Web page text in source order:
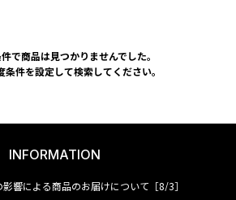
で商品は見つかりませんでした。
条件を設定して検索してください。
INFORMATION
響による商品のお届けについて［8/3］